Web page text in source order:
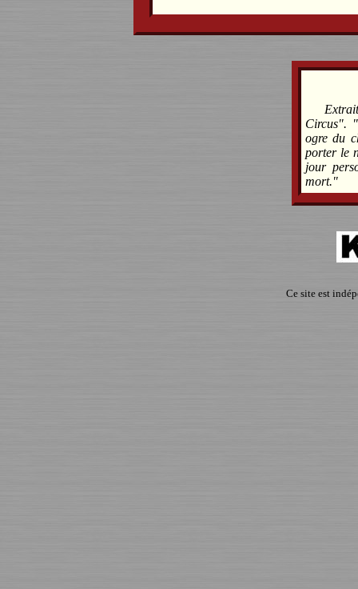
Circus".
ogre du
porter le
jour
mort."
Ce site est